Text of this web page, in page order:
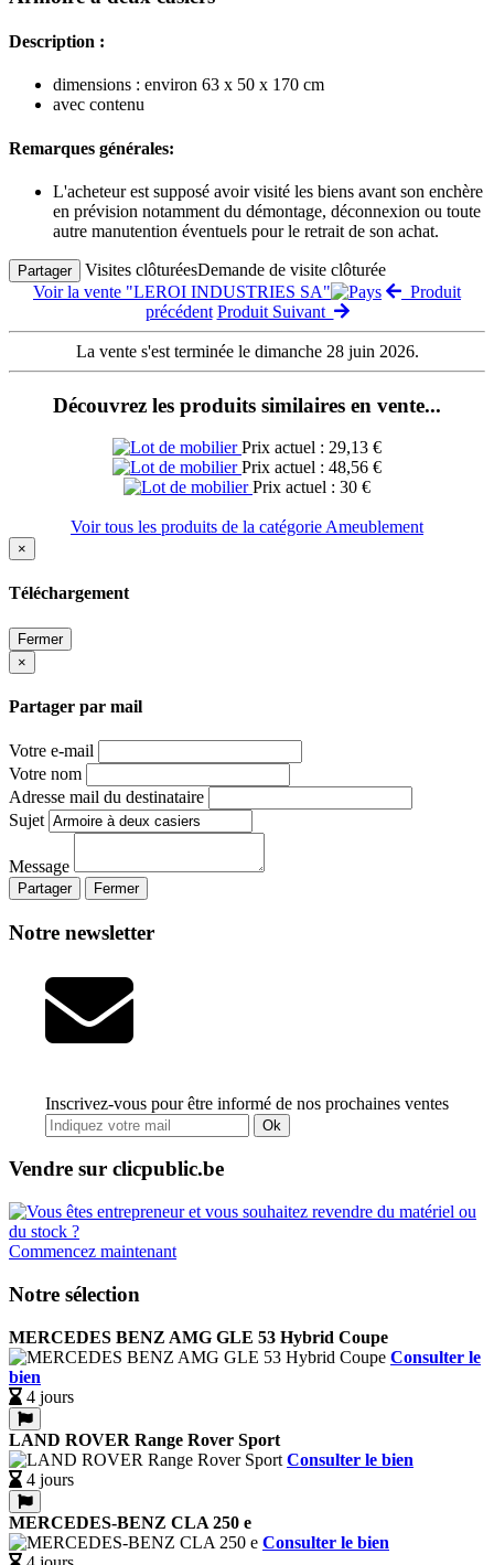
Description :
dimensions : environ 63 x 50 x 170 cm
avec contenu
Remarques générales:
L'acheteur est supposé avoir visité les biens avant son enchère
en prévision notamment du démontage, déconnexion ou toute
autre manutention éventuels pour le retrait de son achat.
Partager Visites clôturéesDemande de visite clôturée
Voir la vente "LEROI INDUSTRIES SA"
Produit
précédent Produit Suivant
La vente s'est terminée le dimanche 28 juin 2026.
Découvrez les produits similaires en vente...
Prix actuel : 29,13 €
Prix actuel : 48,56 €
Prix actuel : 30 €
Voir tous les produits de la catégorie Ameublement
×
Téléchargement
Fermer
×
Partager par mail
Votre e-mail
Votre nom
Adresse mail du destinataire
Sujet
Message
Partager Fermer
Notre newsletter
Inscrivez-vous pour être informé de nos prochaines ventes
Ok
Vendre sur clicpublic.be
Commencez maintenant
Notre sélection
MERCEDES BENZ AMG GLE 53 Hybrid Coupe
Consulter le
bien
4 jours
LAND ROVER Range Rover Sport
Consulter le bien
4 jours
MERCEDES-BENZ CLA 250 e
Consulter le bien